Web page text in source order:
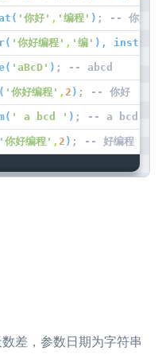
( '你好' , '编程' ) ; -- 你好编
( '你好编程' , '编' ), instr
( 'aBcD' ) ; -- abcd
( '你好编程' , 2 ) ; -- 你好
( ' a bcd ' ) ; -- a bcd
'你好编程' , 2 ) ; -- 好编程
差，参数日期为字符串